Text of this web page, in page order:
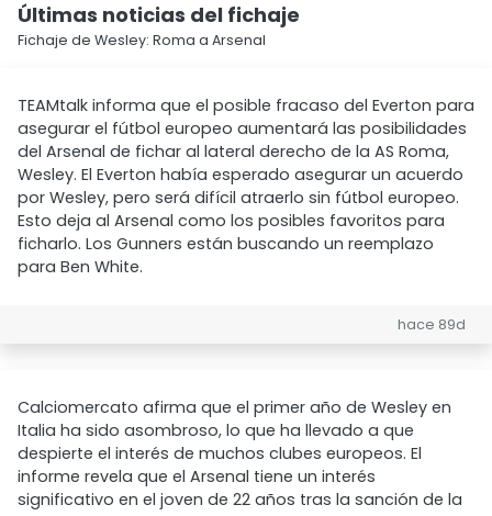
Últimas noticias del fichaje
Fichaje de Wesley: Roma a Arsenal
TEAMtalk informa que el posible fracaso del Everton para
asegurar el fútbol europeo aumentará las posibilidades
del Arsenal de fichar al lateral derecho de la AS Roma,
Wesley. El Everton había esperado asegurar un acuerdo
por Wesley, pero será difícil atraerlo sin fútbol europeo.
Esto deja al Arsenal como los posibles favoritos para
ficharlo. Los Gunners están buscando un reemplazo
para Ben White.
hace 89d
Calciomercato afirma que el primer año de Wesley en
Italia ha sido asombroso, lo que ha llevado a que
despierte el interés de muchos clubes europeos. El
informe revela que el Arsenal tiene un interés
significativo en el joven de 22 años tras la sanción de la